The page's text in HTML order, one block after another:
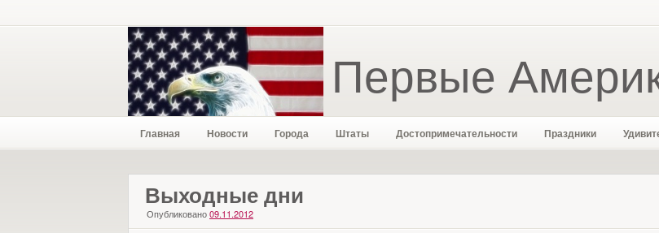
Первые
Главная Новости Города Штаты Достопримечательности Праздники
Выходные дни
Опубликовано09.11.2012